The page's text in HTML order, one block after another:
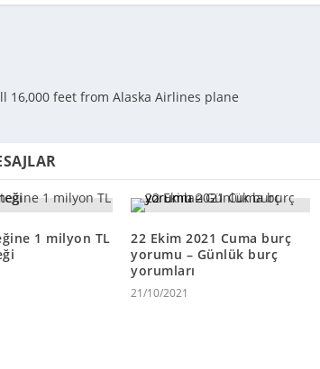
16,000 feet from Alaska Airlines plane
1 milyon TL
22 Ekim 2021 Cuma burç
yorumu – Günlük burç
yorumları
21/10/2021